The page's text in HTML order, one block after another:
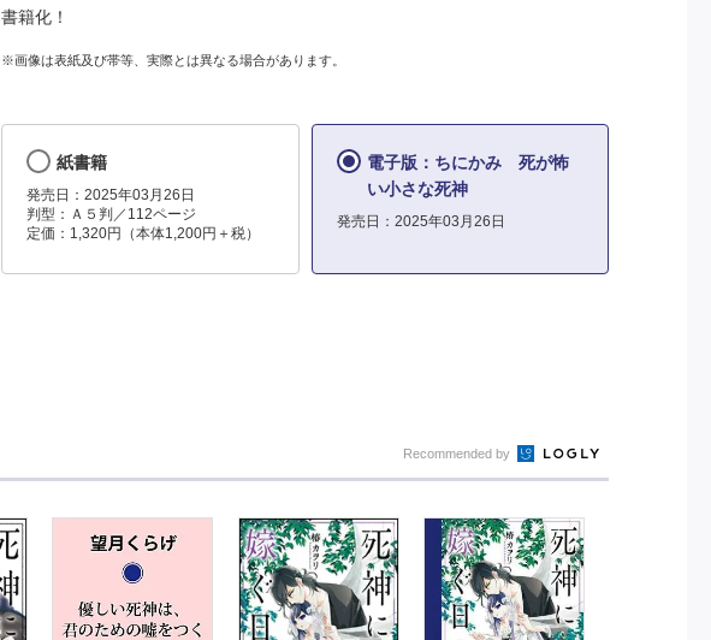
書籍化！
※画像は表紙及び帯等、実際とは異なる場合があります。
紙書籍
発売日：2025年03月26日
判型：Ａ５判／112ページ
定価：1,320円（本体1,200円＋税）
電子版：ちにかみ 死が怖
い小さな死神
発売日：2025年03月26日
Recommended by